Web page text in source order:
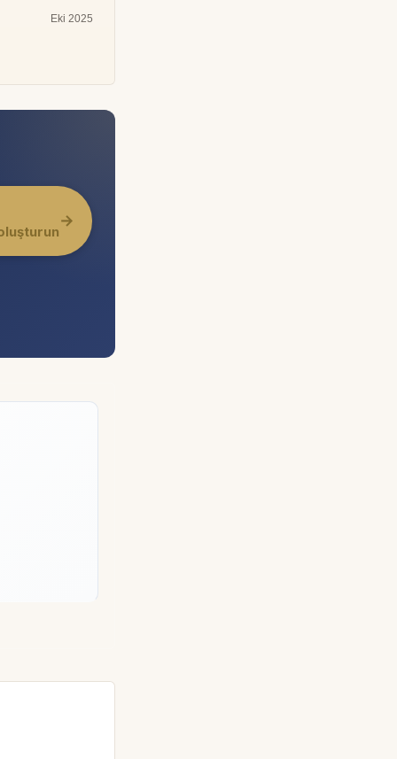
Eki 2025
→